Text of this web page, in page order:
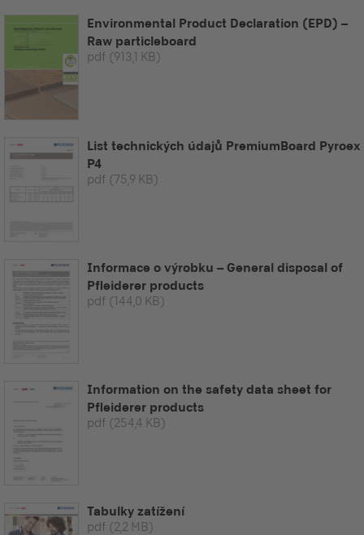
Environmental Product Declaration (EPD) –
Raw particleboard
pdf (913,1 KB)
List technických údajů PremiumBoard Pyroex
P4
pdf (75,9 KB)
Informace o výrobku – General disposal of
Pfleiderer products
pdf (144,0 KB)
Information on the safety data sheet for
Pfleiderer products
pdf (254,4 KB)
Tabulky zatížení
pdf (2,2 MB)